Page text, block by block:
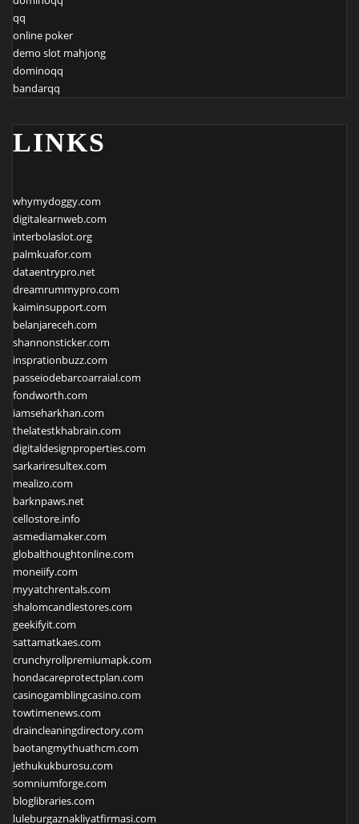
qq
online poker
demo slot mahjong
dominoqq
bandarqq
LINKS
whymydoggy.com
digitalearnweb.com
interbolaslot.org
palmkuafor.com
dataentrypro.net
dreamrummypro.com
kaiminsupport.com
belanjareceh.com
shannonsticker.com
insprationbuzz.com
passeiodebarcoarraial.com
fondworth.com
iamseharkhan.com
thelatestkhabrain.com
digitaldesignproperties.com
sarkariresultex.com
mealizo.com
barknpaws.net
cellostore.info
asmediamaker.com
globalthoughtonline.com
moneiify.com
myyatchrentals.com
shalomcandlestores.com
geekifyit.com
sattamatkaes.com
crunchyrollpremiumapk.com
hondacareprotectplan.com
casinogamblingcasino.com
towtimenews.com
draincleaningdirectory.com
baotangmythuathcm.com
jethukukburosu.com
somniumforge.com
bloglibraries.com
luleburgaznakliyatfirmasi.com